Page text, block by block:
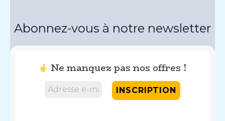
Abonnez-vous à notre newsletter
Ne manquez pas nos offres !